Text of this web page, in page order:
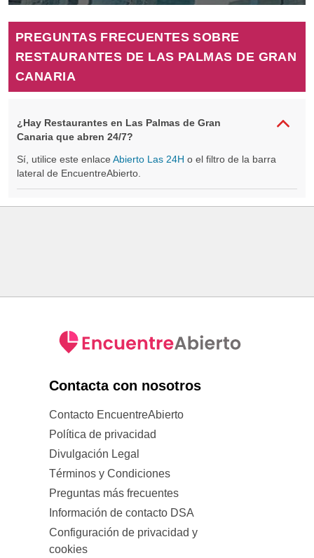
PREGUNTAS FRECUENTES SOBRE
RESTAURANTES DE LAS PALMAS DE GRAN
CANARIA
¿Hay Restaurantes en Las Palmas de Gran
Canaria que abren 24/7?
Sí, utilice este enlace Abierto Las 24H o el filtro de la barra
lateral de EncuentreAbierto.
Contacta con nosotros
Contacto EncuentreAbierto
Política de privacidad
Divulgación Legal
Términos y Condiciones
Preguntas más frecuentes
Información de contacto DSA
Configuración de privacidad y
cookies